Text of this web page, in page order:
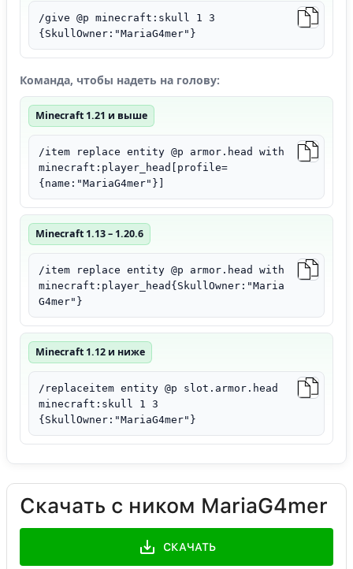
/give @p minecraft:skull 1 3
{SkullOwner:"MariaG4mer"}
Команда, чтобы надеть на голову:
Minecraft 1.21 и выше
/item replace entity @p armor.head with
minecraft:player_head[profile=
{name:"MariaG4mer"}]
Minecraft 1.13 – 1.20.6
/item replace entity @p armor.head with
minecraft:player_head{SkullOwner:"Maria
G4mer"}
Minecraft 1.12 и ниже
/replaceitem entity @p slot.armor.head
minecraft:skull 1 3
{SkullOwner:"MariaG4mer"}
Скачать с ником MariaG4mer
СКАЧАТЬ